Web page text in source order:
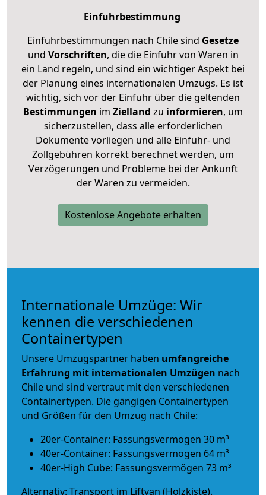
Einfuhrbestimmung
Einfuhrbestimmungen nach Chile sind Gesetze
und Vorschriften, die die Einfuhr von Waren in
ein Land regeln, und sind ein wichtiger Aspekt bei
der Planung eines internationalen Umzugs. Es ist
wichtig, sich vor der Einfuhr über die geltenden
Bestimmungen im Zielland zu informieren, um
sicherzustellen, dass alle erforderlichen
Dokumente vorliegen und alle Einfuhr- und
Zollgebühren korrekt berechnet werden, um
Verzögerungen und Probleme bei der Ankunft
der Waren zu vermeiden.
Kostenlose Angebote erhalten
Internationale Umzüge: Wir
kennen die verschiedenen
Containertypen
Unsere Umzugspartner haben umfangreiche
Erfahrung mit internationalen Umzügen nach
Chile und sind vertraut mit den verschiedenen
Containertypen. Die gängigen Containertypen
und Größen für den Umzug nach Chile:
20er-Container: Fassungsvermögen 30 m³
40er-Container: Fassungsvermögen 64 m³
40er-High Cube: Fassungsvermögen 73 m³
Alternativ: Transport im Liftvan (Holzkiste).